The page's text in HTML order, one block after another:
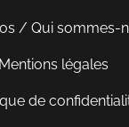
/ Qui sommes-
Mentions légales
de